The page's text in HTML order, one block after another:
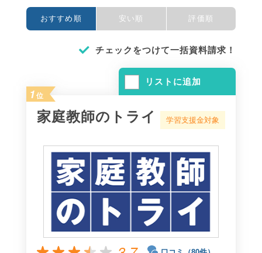
おすすめ順 安い順 評価順
チェックをつけて一括資料請求！
リストに追加
1 位
家庭教師のトライ 学習支援金対象